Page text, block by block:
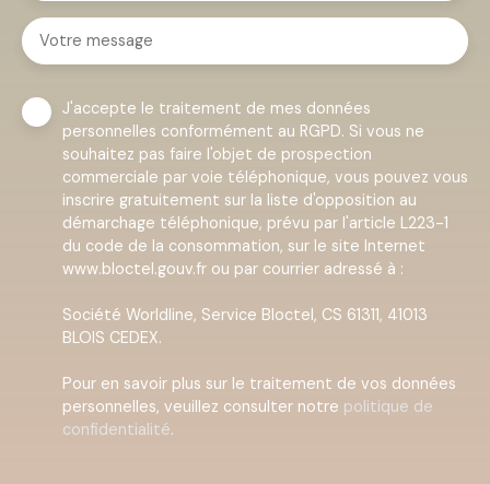
Votre message
J'accepte le traitement de mes données
personnelles conformément au RGPD. Si vous ne
souhaitez pas faire l'objet de prospection
commerciale par voie téléphonique, vous pouvez vous
inscrire gratuitement sur la liste d'opposition au
démarchage téléphonique, prévu par l'article L223-1
du code de la consommation, sur le site Internet
www.bloctel.gouv.fr ou par courrier adressé à :
Société Worldline, Service Bloctel, CS 61311, 41013
BLOIS CEDEX.
Pour en savoir plus sur le traitement de vos données
personnelles, veuillez consulter notre politique de
confidentialité.